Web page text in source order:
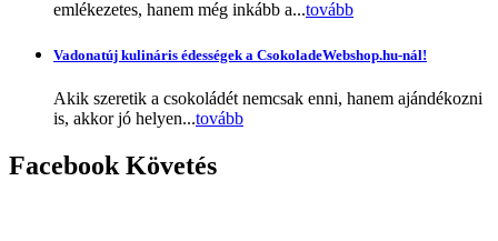
emlékezetes, hanem még inkább a...tovább
Vadonatúj kulináris édességek a CsokoladeWebshop.hu-nál!
Akik szeretik a csokoládét nemcsak enni, hanem ajándékozni
is, akkor jó helyen...tovább
FacebookKövetés